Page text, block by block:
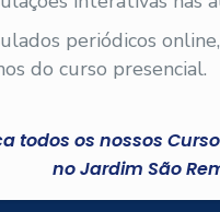
periódicos
do curso presencial.
todos os nossos
no Jardim São